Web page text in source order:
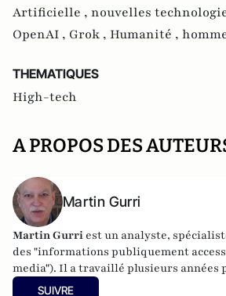
Artificielle , nouvelles
OpenAI , Grok , Humanité ,
THEMATIQUES
High-tech
A PROPOS DES
Martin Gurri
Martin Gurri est un analyste,
des "informations publiquement
media"). Il a travaillé plusieurs années
désormais sur le blog
SUIVRE